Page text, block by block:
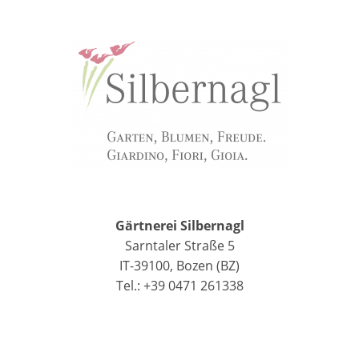
Gärtnerei Silbernagl
Sarntaler Straße 5
IT-39100, Bozen (BZ)
Tel.: +39 0471 261338